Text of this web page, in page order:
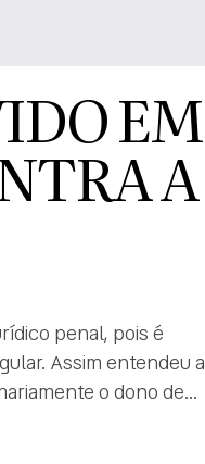
EM
A
penal, pois é
Assim entendeu a
o dono de